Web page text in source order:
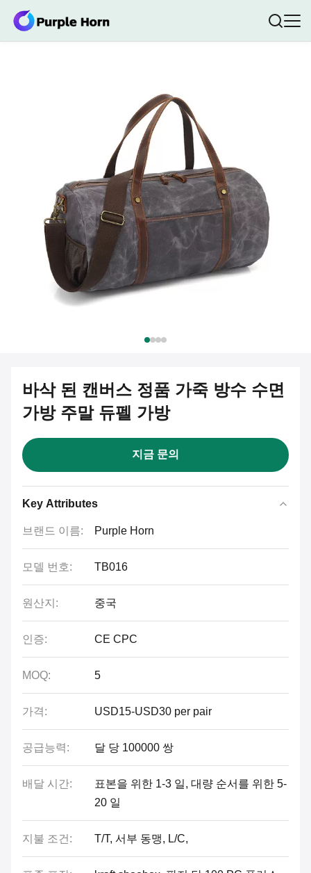
바삭 된 캔버스 정품 가죽 방수 수면
가방 주말 듀펠 가방
지금 문의
Key Attributes
브랜드 이름: Purple Horn
모델 번호: TB016
원산지: 중국
인증: CE CPC
MOQ: 5
가격: USD15-USD30 per pair
공급능력: 달 당 100000 쌍
배달 시간:
표본을 위한 1-3 일, 대량 순서를 위한 5-
20 일
지불 조건: T/T, 서부 동맹, L/C,